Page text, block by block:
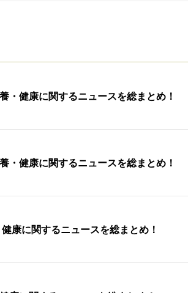
・健康に関するニュースを総まとめ！
・健康に関するニュースを総まとめ！
康に関するニュースを総まとめ！